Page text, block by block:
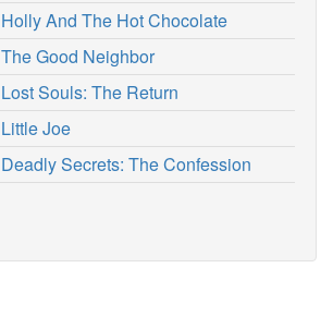
Holly And The Hot Chocolate
The Good Neighbor
Lost Souls: The Return
Little Joe
Deadly Secrets: The Confession